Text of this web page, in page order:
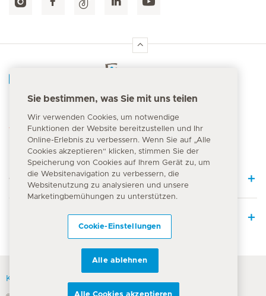
144
Quick Links
Leistungsangebot
Kontakt
Sie bestimmen, was Sie mit uns teilen
Wir verwenden Cookies, um notwendige
Funktionen der Website bereitzustellen und Ihr
Online-Erlebnis zu verbessern. Wenn Sie auf „Alle
Cookies akzeptieren“ klicken, stimmen Sie der
Speicherung von Cookies auf Ihrem Gerät zu, um
die Websitenavigation zu verbessern, die
Websitenutzung zu analysieren und unsere
Marketingbemühungen zu unterstützen.
Cookie-Einstellungen
Alle ablehnen